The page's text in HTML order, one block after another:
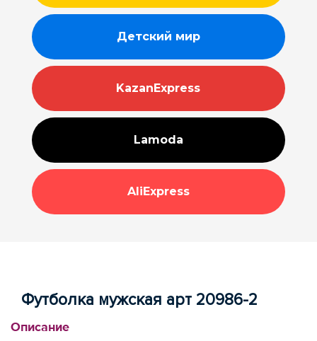
Детский мир
KazanExpress
Lamoda
AliExpress
Футболка мужская арт 20986-2
Описание